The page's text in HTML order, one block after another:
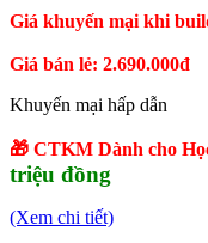
Giá khuyến mại khi
Giá bán lẻ: 2.690.000đ
Khuyến mại hấp dẫn
🎁 CTKM Dành cho
triệu đồng
(Xem chi tiết)